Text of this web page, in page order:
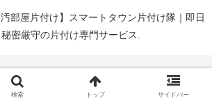
部屋片付け】スマートタウン片付け隊｜即日
密厳守の片付け専門サービス.
検索 トップ サイドバー